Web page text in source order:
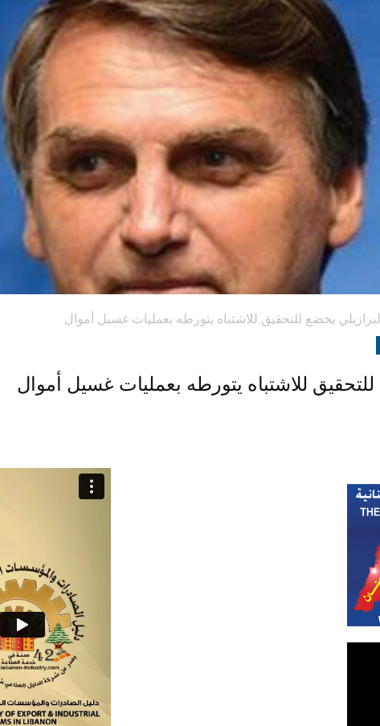
يخضع للتحقيق للاشتباه يتورطه بعمليات غسيل أموال
للاشتباه يتورطه بعمليات غسيل أموال